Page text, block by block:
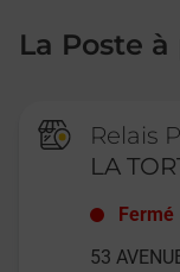
La Poste
Relais
LA
Fermé
53